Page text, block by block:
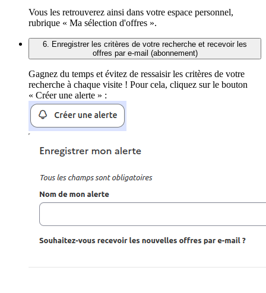
Vous les retrouverez ainsi dans votre espace personnel,
rubrique « Ma sélection d'offres ».
6. Enregistrer les critères de votre recherche et recevoir les
offres par e-mail (abonnement)
Gagnez du temps et évitez de ressaisir les critères de votre
recherche à chaque visite ! Pour cela, cliquez sur le bouton
« Créer une alerte » :